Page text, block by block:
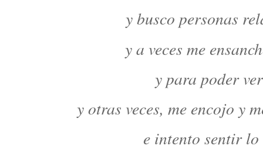
y busco personas
y a veces me
y para poder
y otras veces, me encojo y
e intento sentir